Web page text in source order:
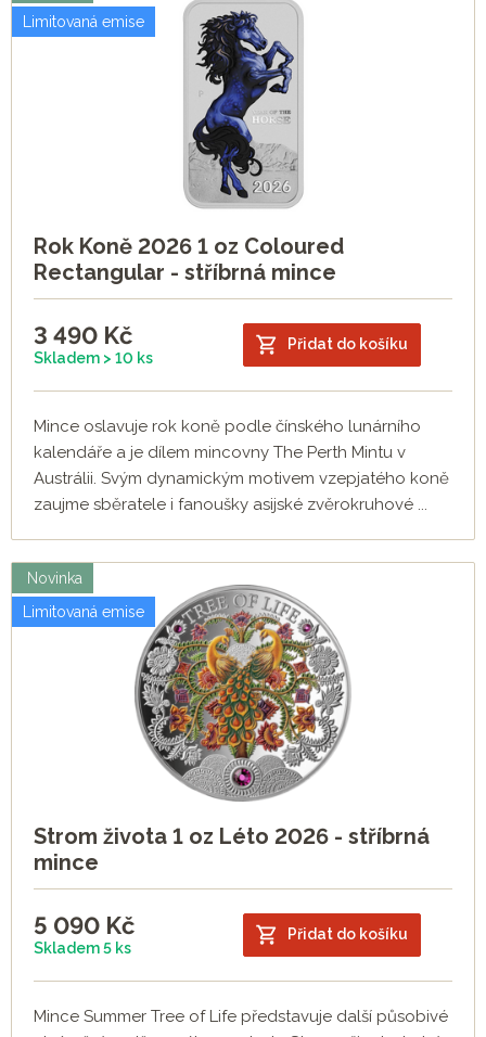
Limitovaná emise
Rok Koně 2026 1 oz Coloured
Rectangular - stříbrná mince
3 490 Kč
Skladem > 10 ks
Přidat do košíku
Mince oslavuje rok koně podle čínského lunárního
kalendáře a je dílem mincovny The Perth Mintu v
Austrálii. Svým dynamickým motivem vzepjatého koně
zaujme sběratele i fanoušky asijské zvěrokruhové ...
Novinka
Limitovaná emise
Strom života 1 oz Léto 2026 - stříbrná
mince
5 090 Kč
Skladem 5 ks
Přidat do košíku
Mince Summer Tree of Life představuje další působivé